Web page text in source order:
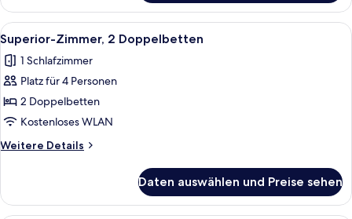
1 King-
Bett
Alle
Fotos
für
Superior-
Zimmer,
2 Doppelbetten
anzeigen
Zimmersafe, Schreibtisch,
5
Superior-Zimmer, 2 Doppelbetten
1 Schlafzimmer
Platz für 4 Personen
2 Doppelbetten
Kostenloses WLAN
Weitere Details
Weitere
Zimmer,
2 Doppelbetten
Daten auswählen und Preise sehen